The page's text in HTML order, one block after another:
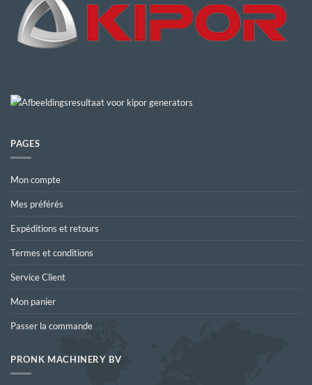
PAGES
Mon compte
Mes préférés
Expéditions et retours
Termes et conditions
Service Client
Mon panier
Passer la commande
PRONK MACHINERY BV